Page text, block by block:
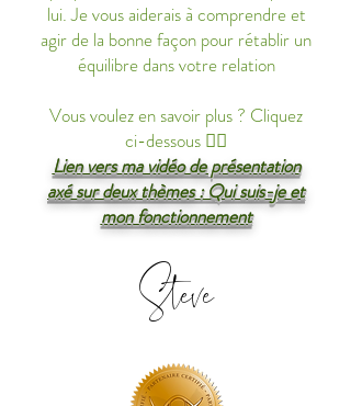
lui. Je vous aiderais à comprendre et
agir de la bonne façon pour rétablir un
équilibre dans votre relation
Vous voulez en savoir plus ? Cliquez
ci-dessous 👇🏻
Lien vers ma vidéo de présentation
axé sur deux thèmes : Qui suis-je et
mon fonctionnement
Steve